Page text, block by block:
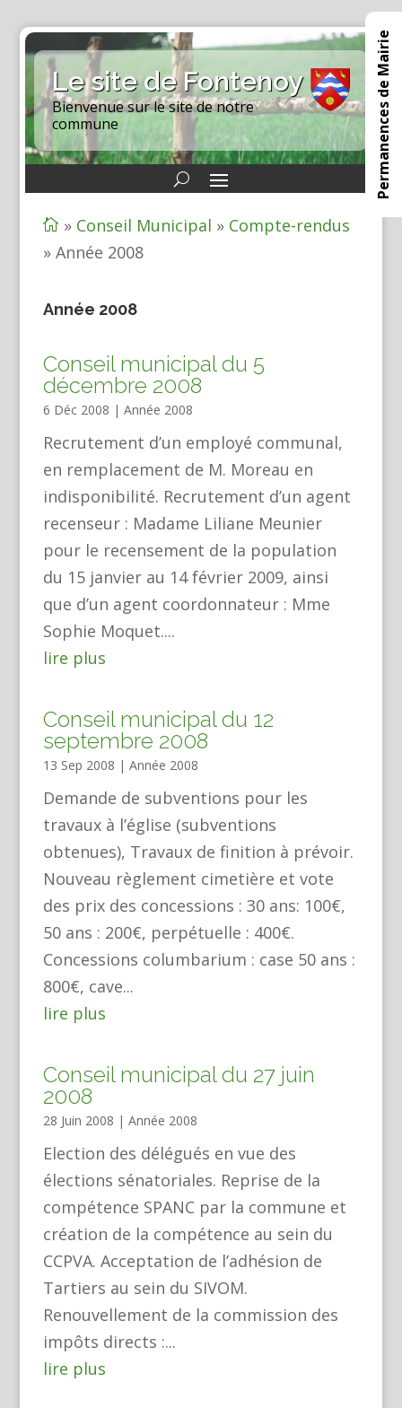
Le site de Fontenoy
Bienvenue sur le site de notre
commune
Permanences de Mairie
» Conseil Municipal » Compte-rendus
» Année 2008
Année 2008
Conseil municipal du 5
décembre 2008
6 Déc 2008 | Année 2008
Recrutement d’un employé communal,
en remplacement de M. Moreau en
indisponibilité. Recrutement d’un agent
recenseur : Madame Liliane Meunier
pour le recensement de la population
du 15 janvier au 14 février 2009, ainsi
que d’un agent coordonnateur : Mme
Sophie Moquet....
lire plus
Conseil municipal du 12
septembre 2008
13 Sep 2008 | Année 2008
Demande de subventions pour les
travaux à l’église (subventions
obtenues), Travaux de finition à prévoir.
Nouveau règlement cimetière et vote
des prix des concessions : 30 ans: 100€,
50 ans : 200€, perpétuelle : 400€.
Concessions columbarium : case 50 ans :
800€, cave...
lire plus
Conseil municipal du 27 juin
2008
28 Juin 2008 | Année 2008
Election des délégués en vue des
élections sénatoriales. Reprise de la
compétence SPANC par la commune et
création de la compétence au sein du
CCPVA. Acceptation de l’adhésion de
Tartiers au sein du SIVOM.
Renouvellement de la commission des
impôts directs :...
lire plus